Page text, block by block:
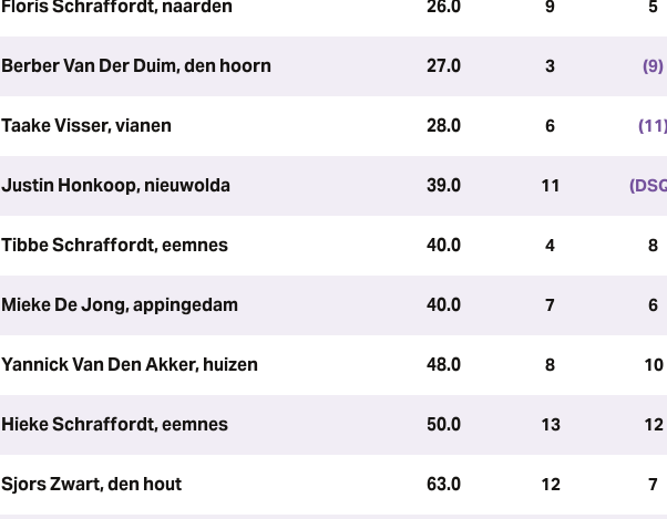
Floris Schraffordt, naarden 26.0 9 5
Berber Van Der Duim, den hoorn 27.0 3 (9)
Taake Visser, vianen 28.0 6
Justin Honkoop, nieuwolda 39.0 11
Tibbe Schraffordt, eemnes 40.0 4 8
Mieke De Jong, appingedam 40.0 7 6
Yannick Van Den Akker, huizen 48.0 8 10
Hieke Schraffordt, eemnes 50.0 13 12
Sjors Zwart, den hout 63.0 12 7